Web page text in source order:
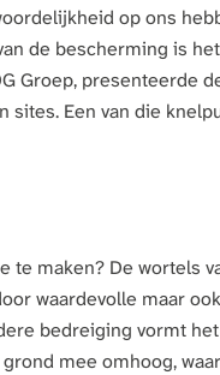
op ons
de bescherming is
Groep, presenteerde
Een van die
maken? De wortels
waardevolle maar
bedreiging vormt
mee omhoog,